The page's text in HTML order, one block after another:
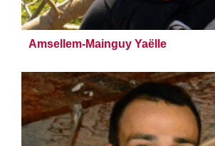
Amsellem-Mainguy Yaëlle